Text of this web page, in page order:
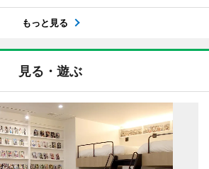
もっと見る
見る・遊ぶ